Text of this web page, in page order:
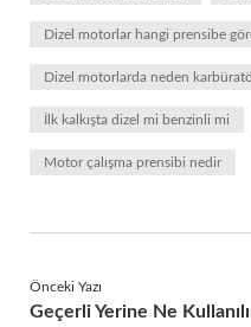
Dizel motorlar hangi prensibe
Dizel motorlarda neden
İlk kalkışta dizel mi benzinli mi
Motor çalışma prensibi nedir
Önceki Yazı
Geçerli Yerine Ne